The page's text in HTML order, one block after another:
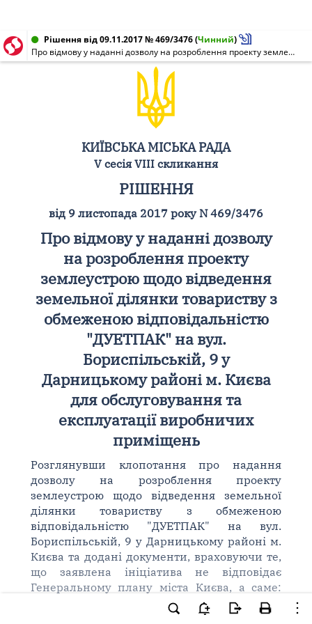
Рішення від 09.11.2017 № 469/3476(Чинний)
Про відмову у наданні дозволу на розроблення проекту землеустрою щодо відведення земельної ділянки товариству з обмеженою відповідальністю "ДУЕТПАК" на вул. Бориспільській, 9 у Дарницькому районі м. Києва для обслуговування та експлуатації виробничих приміщень
КИЇВСЬКА МІСЬКА РАДА
V сесія VIII скликання
РІШЕННЯ
від 9 листопада 2017 року N 469/3476
Про відмову у наданні дозволу
на розроблення проекту
землеустрою щодо відведення
земельної ділянки товариству з
обмеженою відповідальністю
"ДУЕТПАК" на вул.
Бориспільській, 9 у
Дарницькому районі м. Києва
для обслуговування та
експлуатації виробничих
приміщень
Розглянувши клопотання про надання
дозволу на розроблення проекту
землеустрою щодо відведення земельної
ділянки товариству з обмеженою
відповідальністю "ДУЕТПАК" на вул.
Бориспільській, 9 у Дарницькому районі м.
Києва та додані документи, враховуючи те,
що заявлена ініціатива не відповідає
Генеральному плану міста Києва, а саме:
територія за функціональним
призначенням належить до території